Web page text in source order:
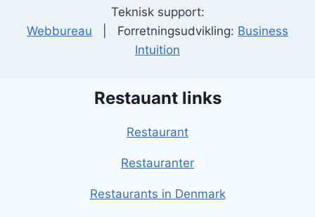
Teknisk support:
Webbureau | Forretningsudvikling: Business
Intuition
Restauant links
Restaurant
Restauranter
Restaurants in Denmark